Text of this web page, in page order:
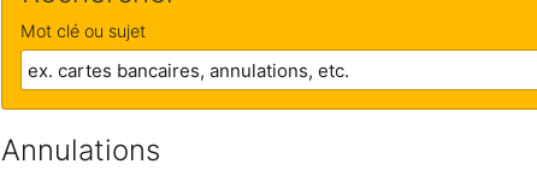
Mot clé ou sujet
Annulations